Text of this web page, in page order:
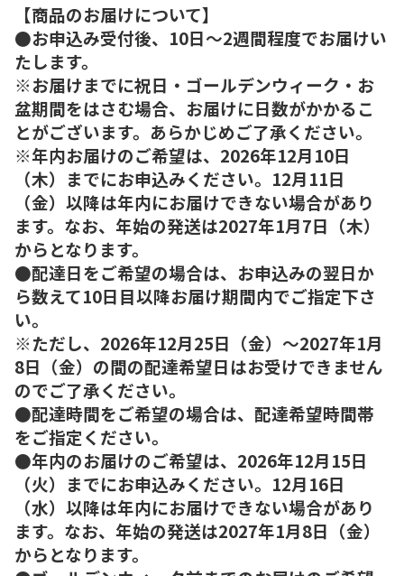
【商品のお届けについて】
●お申込み受付後、10日～2週間程度でお届けい
たします。
※お届けまでに祝日・ゴールデンウィーク・お
盆期間をはさむ場合、お届けに日数がかかるこ
とがございます。あらかじめご了承ください。
※年内お届けのご希望は、2026年12月10日
（木）までにお申込みください。12月11日
（金）以降は年内にお届けできない場合があり
ます。なお、年始の発送は2027年1月7日（木）
からとなります。
●配達日をご希望の場合は、お申込みの翌日か
ら数えて10日目以降お届け期間内でご指定下さ
い。
※ただし、2026年12月25日（金）～2027年1月
8日（金）の間の配達希望日はお受けできません
のでご了承ください。
●配達時間をご希望の場合は、配達希望時間帯
をご指定ください。
●年内のお届けのご希望は、2026年12月15日
（火）までにお申込みください。12月16日
（水）以降は年内にお届けできない場合があり
ます。なお、年始の発送は2027年1月8日（金）
からとなります。